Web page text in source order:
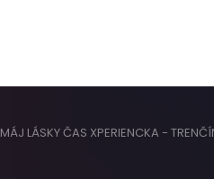
MÁJ LÁSKY ČAS XPERIENCKA -